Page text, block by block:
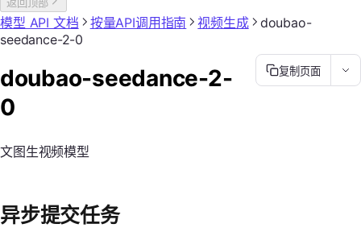
返回顶部
模型 API 文档 按量API调用指南 视频生成
doubao-
seedance-2-0
复制页面
doubao-seedance-2-
0
文图生视频模型
异步提交任务